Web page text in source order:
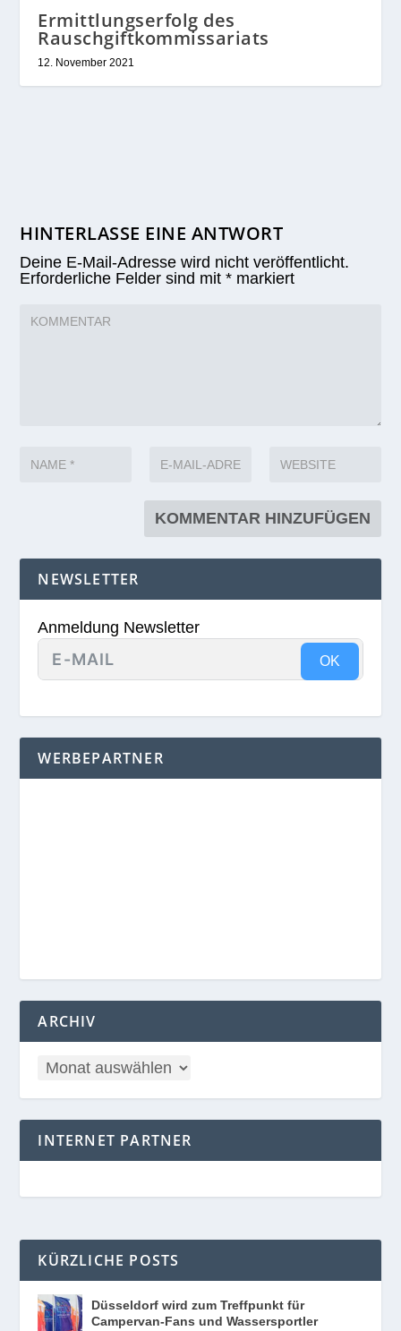
Ermittlungserfolg des
Rauschgiftkommissariats
12. November 2021
HINTERLASSE EINE ANTWORT
Deine E-Mail-Adresse wird nicht veröffentlicht.
Erforderliche Felder sind mit* markiert
NEWSLETTER
Anmeldung Newsletter
OK
WERBEPARTNER
ARCHIV
INTERNET PARTNER
KÜRZLICHE POSTS
Düsseldorf wird zum Treffpunkt für
Campervan-Fans und Wassersportler